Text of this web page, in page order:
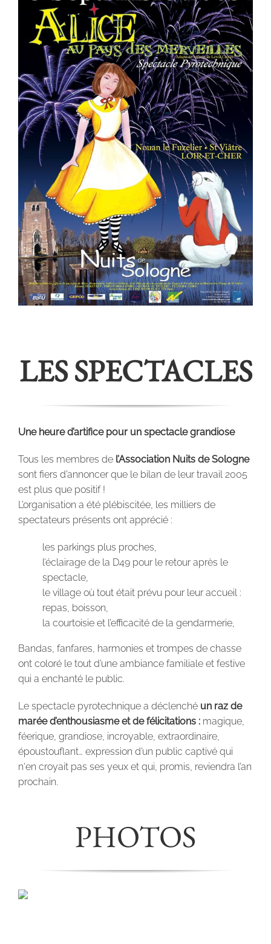
LES SPECTACLES
Une heure d’artifice pour un spectacle grandiose
Tous les membres de l’Association Nuits de Sologne
sont fiers d’annoncer que le bilan de leur travail 2005
est plus que positif !
L’organisation a été plébiscitée, les milliers de
spectateurs présents ont apprécié :
les parkings plus proches,
l’éclairage de la D49 pour le retour après le
spectacle,
le village où tout était prévu pour leur accueil :
repas, boisson,
la courtoisie et l’efficacité de la gendarmerie,
Bandas, fanfares, harmonies et trompes de chasse
ont coloré le tout d’une ambiance familiale et festive
qui a enchanté le public.
Le spectacle pyrotechnique a déclenché un raz de
marée d’enthousiasme et de félicitations : magique,
féerique, grandiose, incroyable, extraordinaire,
époustouflant… expression d’un public captivé qui
n‘en croyait pas ses yeux et qui, promis, reviendra l’an
prochain.
PHOTOS